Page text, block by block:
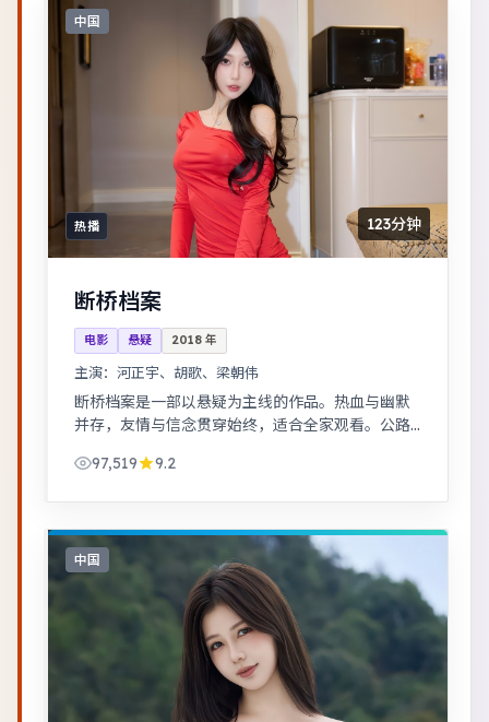
中国
热播 123分钟
断桥档案
电影 悬疑 2018 年
主演： 河正宇、胡歌、梁朝伟
断桥档案是一部以悬疑为主线的作品。热血与幽默
并存，友情与信念贯穿始终，适合全家观看。公路
线。97,519 9.2
中国